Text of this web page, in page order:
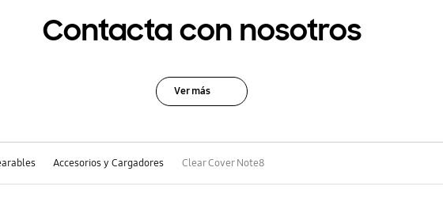
Contacta con nosotros
Ver más
Accesorios y Cargadores Clear Cover Note8